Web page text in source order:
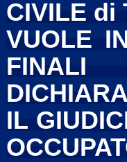
CIVILE di
VUOLE
FINALI
IL